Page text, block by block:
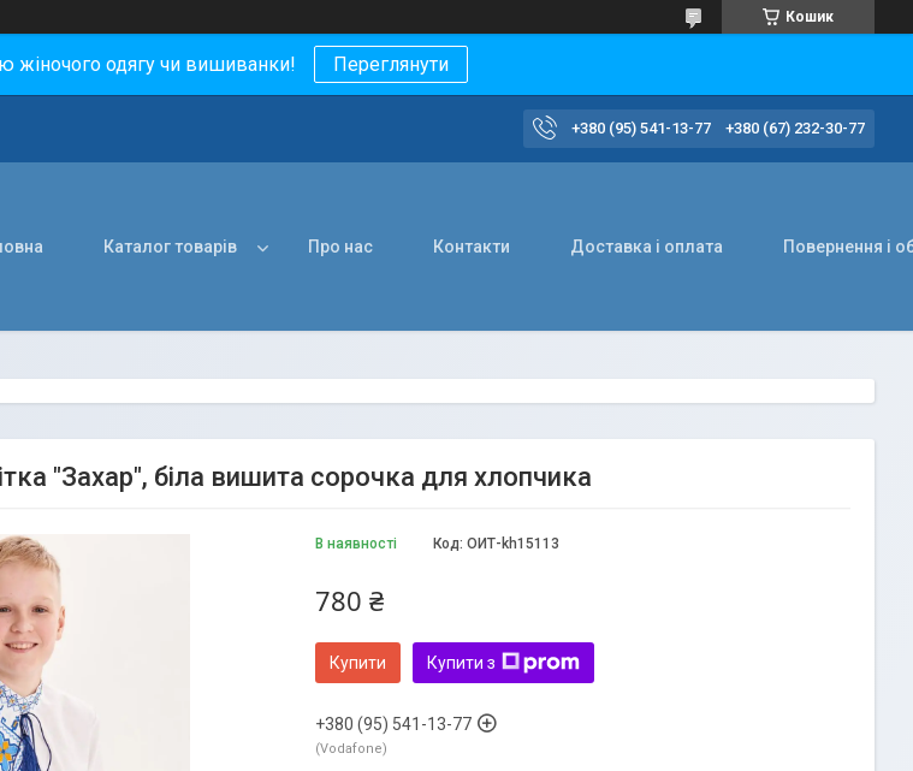
Кошик
жіночого одягу чи вишиванки! Переглянути
+380 (95) 541-13-77 +380 (67) 232-30-77
Каталог товарів Про нас Контакти Доставка і оплата Повернення і
"Захар", біла вишита сорочка для хлопчика
В наявності Код: ОИТ-kh15113
780 ₴
Купити Купити з
+380 (95) 541-13-77
Vodafone